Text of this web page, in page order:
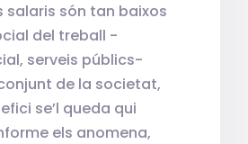
salaris són tan baixos
del treball -
serveis públics-
de la societat,
se’l queda qui
els anomena,